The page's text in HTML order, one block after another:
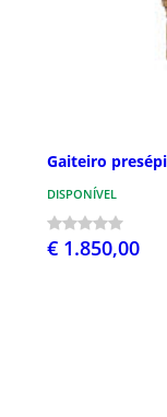
Gaiteiro
DISPONÍVEL
€ 1.850,00